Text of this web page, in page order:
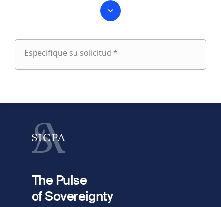
Especifique su solicitud *
Especifique
Apellido
fieldset
The Pulse
of Sovereignty